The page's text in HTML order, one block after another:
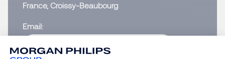
France, Croissy-Beaubourg
Email